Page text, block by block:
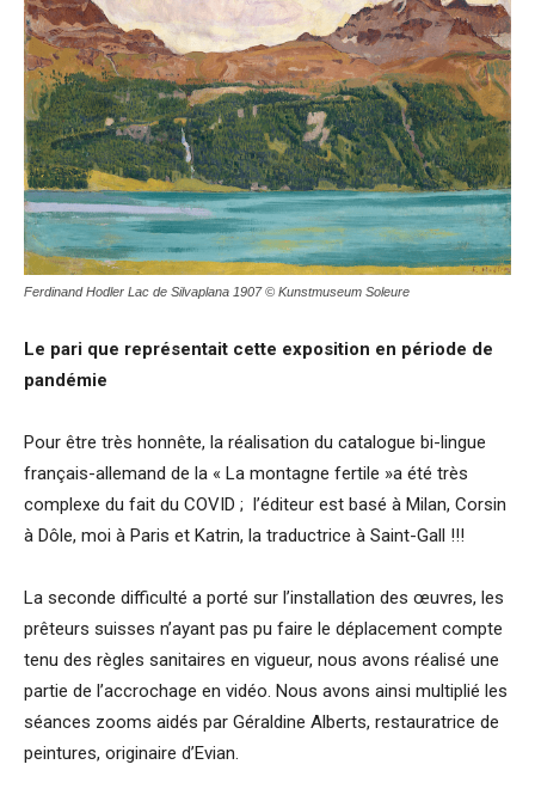
Ferdinand Hodler Lac de Silvaplana 1907 © Kunstmuseum Soleure
Le pari que représentait cette exposition en période de
pandémie
Pour être très honnête, la réalisation du catalogue bi-lingue
français-allemand de la « La montagne fertile »a été très
complexe du fait du COVID ; l’éditeur est basé à Milan, Corsin
à Dôle, moi à Paris et Katrin, la traductrice à Saint-Gall !!!
La seconde difficulté a porté sur l’installation des œuvres, les
prêteurs suisses n’ayant pas pu faire le déplacement compte
tenu des règles sanitaires en vigueur, nous avons réalisé une
partie de l’accrochage en vidéo. Nous avons ainsi multiplié les
séances zooms aidés par Géraldine Alberts, restauratrice de
peintures, originaire d’Evian.